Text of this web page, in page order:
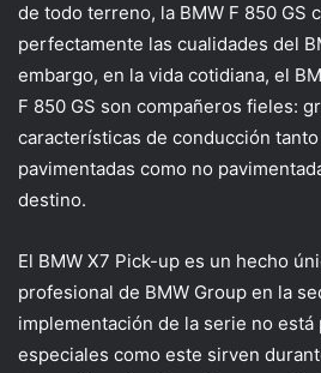
de todo terreno, la BMW F 850 ​​GS
perfectamente las cualidades del
embargo, en la vida cotidiana, el
F 850 ​​GS son compañeros fieles:
características de conducción
pavimentadas como no
destino.
El BMW X7 Pick-up es un hecho
profesional de BMW Group en la
implementación de la serie no está
especiales como este sirven